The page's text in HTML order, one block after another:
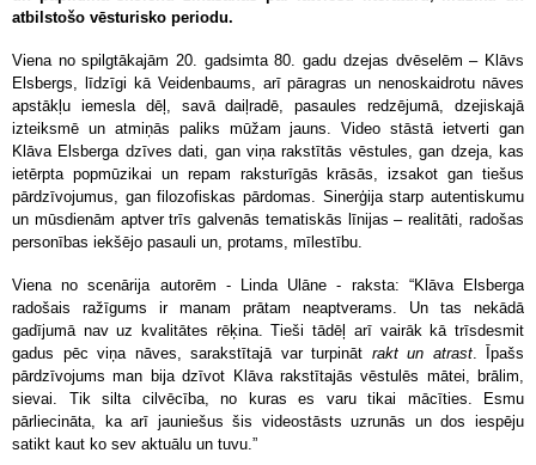
atbilstošo vēsturisko periodu.
Viena no spilgtākajām 20. gadsimta 80. gadu dzejas dvēselēm – Klāvs
Elsbergs, līdzīgi kā Veidenbaums, arī pāragras un nenoskaidrotu nāves
apstākļu iemesla dēļ, savā daiļradē, pasaules redzējumā, dzejiskajā
izteiksmē un atmiņās paliks mūžam jauns. Video stāstā ietverti gan
Klāva Elsberga dzīves dati, gan viņa rakstītās vēstules, gan dzeja, kas
ietērpta popmūzikai un repam raksturīgās krāsās, izsakot gan tiešus
pārdzīvojumus, gan filozofiskas pārdomas. Sinerģija starp autentiskumu
un mūsdienām aptver trīs galvenās tematiskās līnijas – realitāti, radošas
personības iekšējo pasauli un, protams, mīlestību.
Viena no scenārija autorēm - Linda Ulāne - raksta: “Klāva Elsberga
radošais ražīgums ir manam prātam neaptverams. Un tas nekādā
gadījumā nav uz kvalitātes rēķina. Tieši tādēļ arī vairāk kā trīsdesmit
gadus pēc viņa nāves, sarakstītajā var turpināt rakt un atrast. Īpašs
pārdzīvojums man bija dzīvot Klāva rakstītajās vēstulēs mātei, brālim,
sievai. Tik silta cilvēcība, no kuras es varu tikai mācīties. Esmu
pārliecināta, ka arī jauniešus šis videostāsts uzrunās un dos iespēju
satikt kaut ko sev aktuālu un tuvu.”